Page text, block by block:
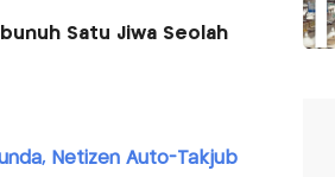
Satu Jiwa Seolah
Netizen Auto-Takjub